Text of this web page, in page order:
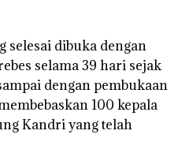
selesai dibuka dengan
selama 39 hari sejak
dengan pembukaan
100 kepala
Kandri yang telah